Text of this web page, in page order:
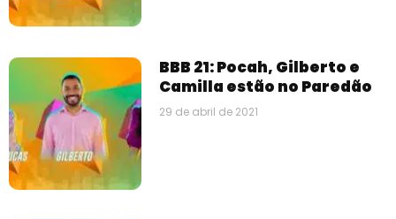
BBB 21: Pocah, Gilberto e
Camilla estão no Paredão
29 de abril de 2021